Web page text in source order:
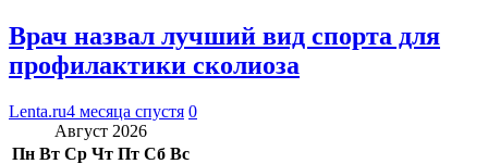
Врач назвал лучший вид спорта для
профилактики сколиоза
Lenta.ru4 месяца спустя 0
Август 2026
Пн Вт Ср Чт Пт Сб Вс